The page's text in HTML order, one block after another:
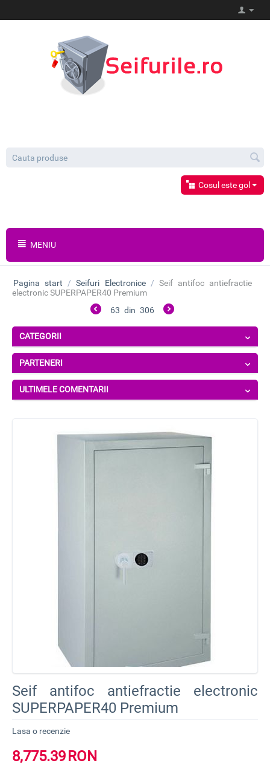
Cosul este gol
MENIU
Pagina start / Seifuri Electronice / Seif antifoc antiefractie
electronic SUPERPAPER40 Premium
63 din 306
CATEGORII
PARTENERI
ULTIMELE COMENTARII
Seif antifoc antiefractie electronic
SUPERPAPER40 Premium
Lasa o recenzie
8,775.39 RON